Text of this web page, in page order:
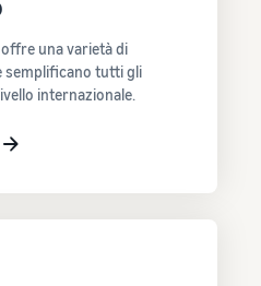
una varietà di
semplificano tutti gli
internazionale.